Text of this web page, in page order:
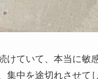
けていて、本当に敏
集中を途切れさせて